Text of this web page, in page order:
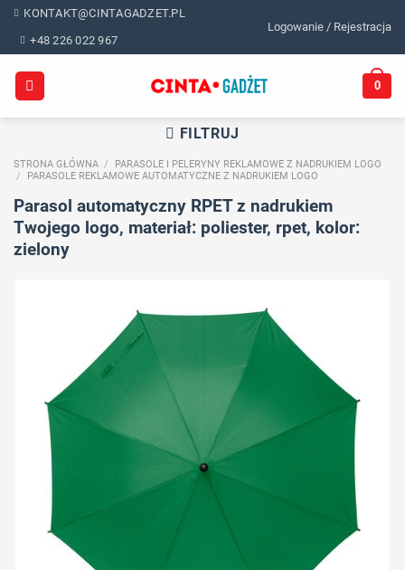
Skip
content
KONTAKT@CINTAGADZET.PL
+48 226 022 967
Logowanie / Rejestracja
0
FILTRUJ
STRONA GŁÓWNA /
PARASOLE I PELERYNY REKLAMOWE Z NADRUKIEM LOGO
/
PARASOLE REKLAMOWE AUTOMATYCZNE Z NADRUKIEM LOGO
Parasol automatyczny RPET z nadrukiem
Twojego logo, materiał: poliester, rpet, kolor:
zielony